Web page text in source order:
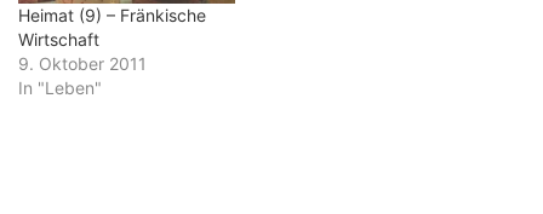
interessiert die
Öffentlichkeit nicht weiter.
Eleonora Hummel ist eine
von ihnen. 1970…
Heimat (9) – Fränkische
Wirtschaft
9. Oktober 2011
In "Leben"